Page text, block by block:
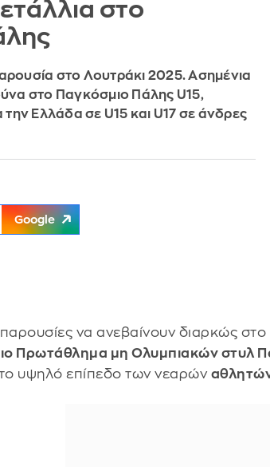
στο
στο Λουτράκι 2025. Ασημένια
στο Παγκόσμιο Πάλης U15,
την Ελλάδα σε U15 και U17 σε άνδρες
Google
παρουσίες να ανεβαίνουν διαρκώς
Πρωτάθλημα μη Ολυμπιακών στυλ
υψηλό επίπεδο των νεαρών